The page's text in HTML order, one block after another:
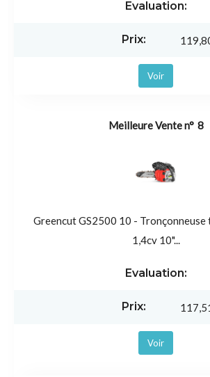
Voir
8
Greencut GS2500 10 - Tronçonneuse
1,4cv 10"...
Voir